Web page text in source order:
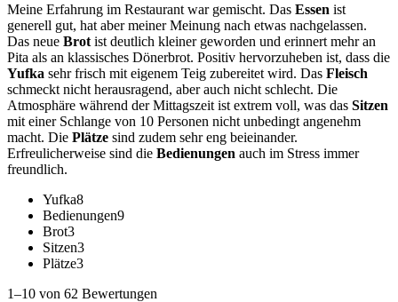
Meine Erfahrung im Restaurant war gemischt. Das Essen ist
generell gut, hat aber meiner Meinung nach etwas nachgelassen.
Das neue Brot ist deutlich kleiner geworden und erinnert mehr an
Pita als an klassisches Dönerbrot. Positiv hervorzuheben ist, dass die
Yufka sehr frisch mit eigenem Teig zubereitet wird. Das Fleisch
schmeckt nicht herausragend, aber auch nicht schlecht. Die
Atmosphäre während der Mittagszeit ist extrem voll, was das Sitzen
mit einer Schlange von 10 Personen nicht unbedingt angenehm
macht. Die Plätze sind zudem sehr eng beieinander.
Erfreulicherweise sind die Bedienungen auch im Stress immer
freundlich.
Yufka8
Bedienungen9
Brot3
Sitzen3
Plätze3
1–10 von 62 Bewertungen